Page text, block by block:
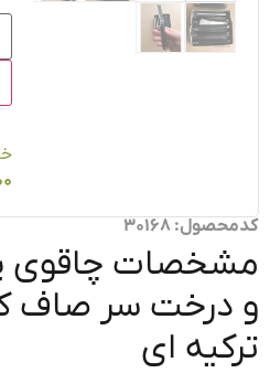
خرید با ۴ قسط
30168
چاقوی
سر صاف
ای